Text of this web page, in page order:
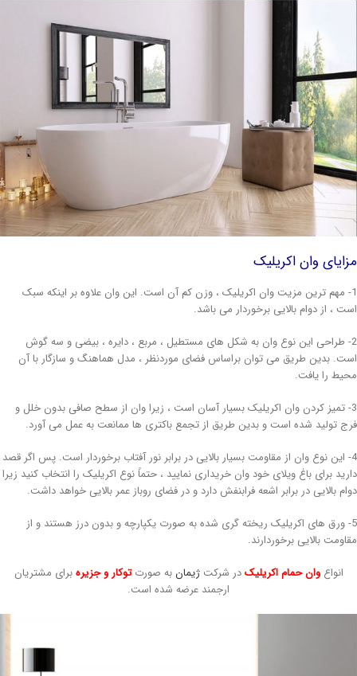
وان اکریلیک
1- مهم ترین مزیت وان اکریلیک ، وزن کم آن است. این وان علاوه بر اینکه سبک
، از دوام بالایی برخوردار می باشد.
2- طراحی این نوع وان به شکل های مستطیل ، مربع ، دایره ، بیضی و سه گوش
بدین طریق می توان براساس فضای موردنظر ، مدل هماهنگ و سازگار با آن
را یافت.
3- تمیز کردن وان اکریلیک بسیار آسان است ، زیرا وان از سطح صافی بدون خلل و
تولید شده است و بدین طریق از تجمع باکتری ها ممانعت به عمل می آورد.
4- این نوع وان از مقاومت بسیار بالایی در برابر نور آفتاب برخوردار است. پس اگر قصد
برای باغ ویلای خود وان خریداری نمایید ، حتماً نوع اکریلیک را انتخاب کنید زیرا
بالایی در برابر اشعه فرابنفش دارد و در فضای روباز عمر بالایی خواهد داشت.
5- ورق های اکریلیک ریخته گری شده به صورت یکپارچه و بدون درز هستند و از
بالایی برخوردارند.
انواع وان حمام اکریلیکدر شرکت ژیمانبه صورتتوکار و جزیرهبرای مشتریان
ارجمند عرضه شده است.